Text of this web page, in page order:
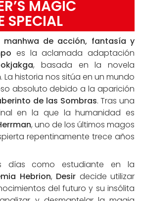
MAGIC
SPECIAL
manhwa de acción, fantasía y
es la aclamada adaptación
, basada en la novela
. La historia nos sitúa en un mundo
absoluto debido a la aparición
de las Sombras. Tras una
en la que la humanidad es
, uno de los últimos magos
repentinamente trece años
días como estudiante en la
Hebrion, Desir decide utilizar
del futuro y su insólita